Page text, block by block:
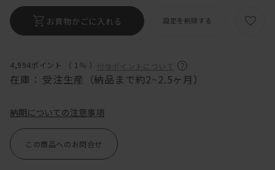
4,994ポイント （ 1％ ） 付与ポイントについて
在庫： 受注生産（納品まで約2~2.5ヶ月）
お買物かごに入れる 設定を削除する
納期についての注意事項
この商品へのお問合せ